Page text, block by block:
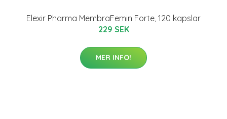
Elexir Pharma MembraFemin Forte, 120 kapslar
229 SEK
MER INFO!